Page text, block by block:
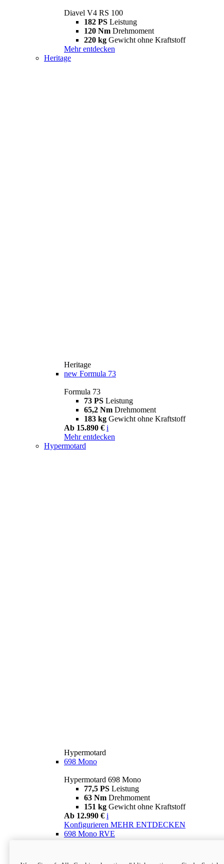
Diavel V4 RS 100
182 PS Leistung
120 Nm Drehmoment
220 kg Gewicht ohne Kraftstoff
Mehr entdecken
Heritage
Heritage
new Formula 73
Formula 73
73 PS Leistung
65,2 Nm Drehmoment
183 kg Gewicht ohne Kraftstoff
Ab 15.890 € i
Mehr entdecken
Hypermotard
Hypermotard
698 Mono
Hypermotard 698 Mono
77,5 PS Leistung
63 Nm Drehmoment
151 kg Gewicht ohne Kraftstoff
Ab 12.990 € i
Konfigurieren MEHR ENTDECKEN
698 Mono RVE
77,5 PS
Leistung